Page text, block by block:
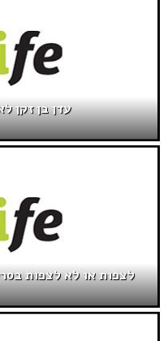
עדן בן זקן
לצפות או לא לצפות